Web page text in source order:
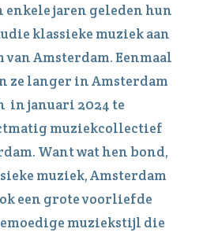
jaren geleden hun
klassieke muziek aan
Amsterdam. Eenmaal
ze langer in Amsterdam
in januari 2024 te
muziekcollectief
Want wat hen bond,
muziek, Amsterdam
een grote voorliefde
muziekstijl die